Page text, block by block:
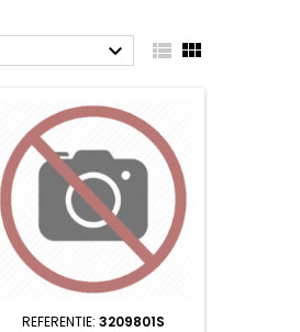
  
REFERENTIE: 3209801S